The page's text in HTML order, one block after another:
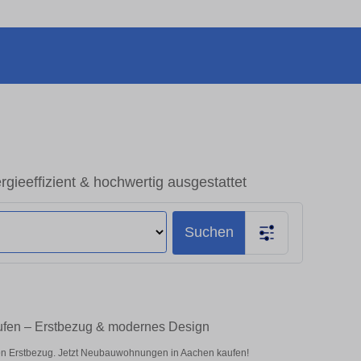
& hochwertig ausgestattet
Suchen
– Erstbezug & modernes Design
Erstbezug. Jetzt Neubauwohnungen in Aachen kaufen!